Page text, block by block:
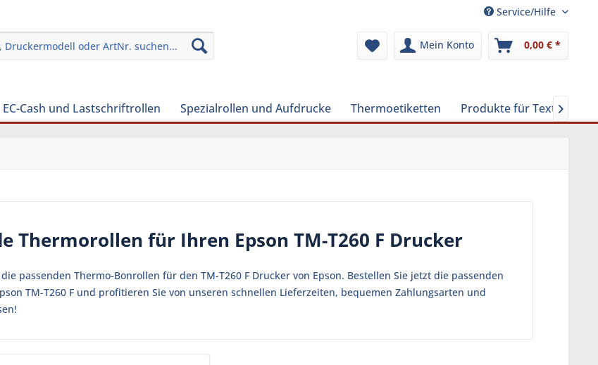
Service/Hilfe
Mein Konto 0,00 € *
EC-Cash und Lastschriftrollen Spezialrollen und Aufdrucke Thermoetiketten Produkte für 
Thermorollen für Ihren Epson TM-T260 F Drucker
passenden Thermo-Bonrollen für den TM-T260 F Drucker von Epson. Bestellen Sie jetzt die passenden
TM-T260 F und profitieren Sie von unseren schnellen Lieferzeiten, bequemen Zahlungsarten und